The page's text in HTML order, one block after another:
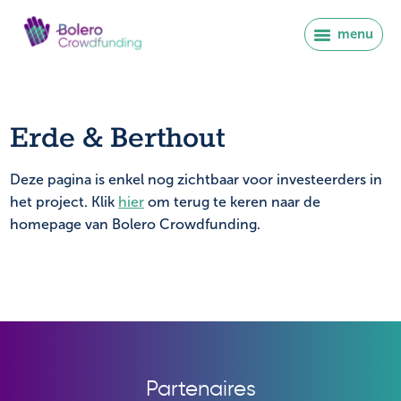
menu
Erde & Berthout
Deze pagina is enkel nog zichtbaar voor investeerders in
het project. Klik hier om terug te keren naar de
homepage van Bolero Crowdfunding.
Partenaires